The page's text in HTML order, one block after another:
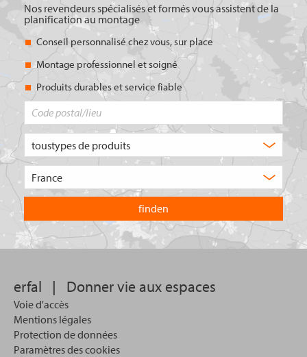
Nos revendeurs spécialisés et formés vous assistent de la
planification au montage
Conseil personnalisé chez vous, sur place
Montage professionnel et soigné
Produits durables et service fiable
de
recherchez-
vous
?
pays
dans
lequel
vous
souhaitez
recherche.
erfal | Donner vie aux espaces
Voie d'accès
Mentions légales
Protection de données
Paramètres des cookies